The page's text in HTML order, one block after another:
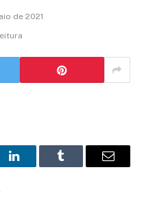
de 2021
LinkedInTumblr
E-